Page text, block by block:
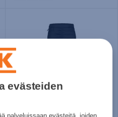
evästeiden
palveluissaan evästeitä, joiden